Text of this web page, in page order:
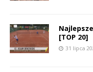
[TOP 20]
31 lipca